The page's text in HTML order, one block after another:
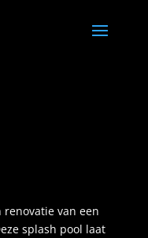
van een
splash pool laat